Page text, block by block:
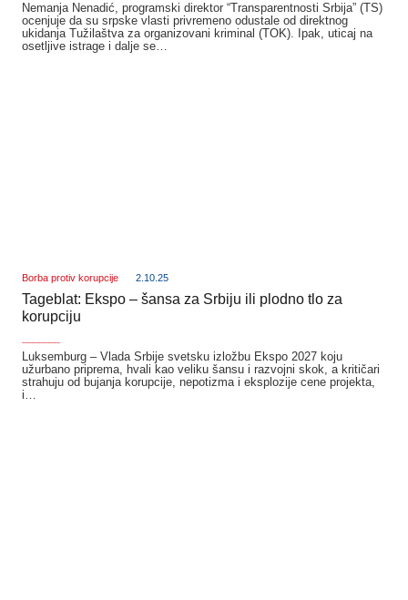
Nemanja Nenadić, programski direktor “Transparentnosti Srbija” (TS)
ocenjuje da su srpske vlasti privremeno odustale od direktnog
ukidanja Tužilaštva za organizovani kriminal (TOK). Ipak, uticaj na
osetljive istrage i dalje se…
Borba protiv korupcije 2.10.25
Tageblat: Ekspo – šansa za Srbiju ili plodno tlo za
korupciju
Luksemburg – Vlada Srbije svetsku izložbu Ekspo 2027 koju
užurbano priprema, hvali kao veliku šansu i razvojni skok, a kritičari
strahuju od bujanja korupcije, nepotizma i eksplozije cene projekta,
i…